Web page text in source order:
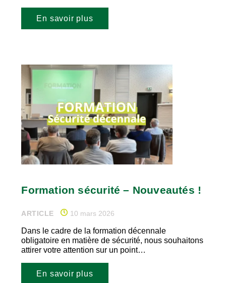
En savoir plus
Formation sécurité – Nouveautés !
ARTICLE 10 mars 2026
Dans le cadre de la formation décennale
obligatoire en matière de sécurité, nous souhaitons
attirer votre attention sur un point…
En savoir plus